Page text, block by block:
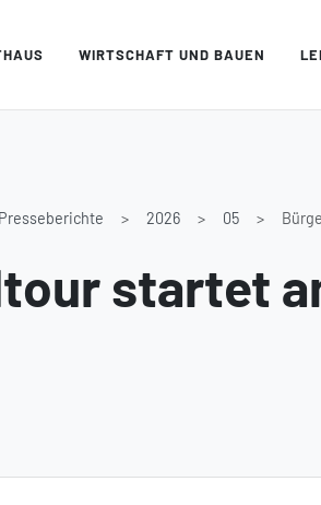
WIRTSCHAFT UND BAUEN
Presseberichte 2026 05
startet